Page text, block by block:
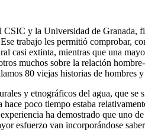
y la Universidad de Granada,
trabajo les permitió comprobar,
casi extinta, mientras que una
muchos sobre la relación
80 viejas historias de hombres
y etnográficos del agua, que se
poco tiempo estaba
ha demostrado que uno
esfuerzo van incorporándose